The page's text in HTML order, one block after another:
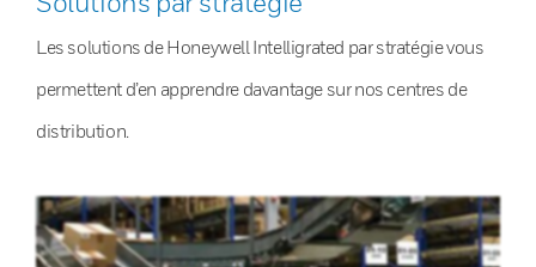
Les solutions de Honeywell Intelligrated par stratégie vous
permettent d’en apprendre davantage sur nos centres de
distribution.